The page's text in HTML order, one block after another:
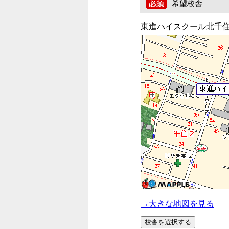
希望校舎
東進ハイスクール北千
→大きな地図を見る
校舎を選択する